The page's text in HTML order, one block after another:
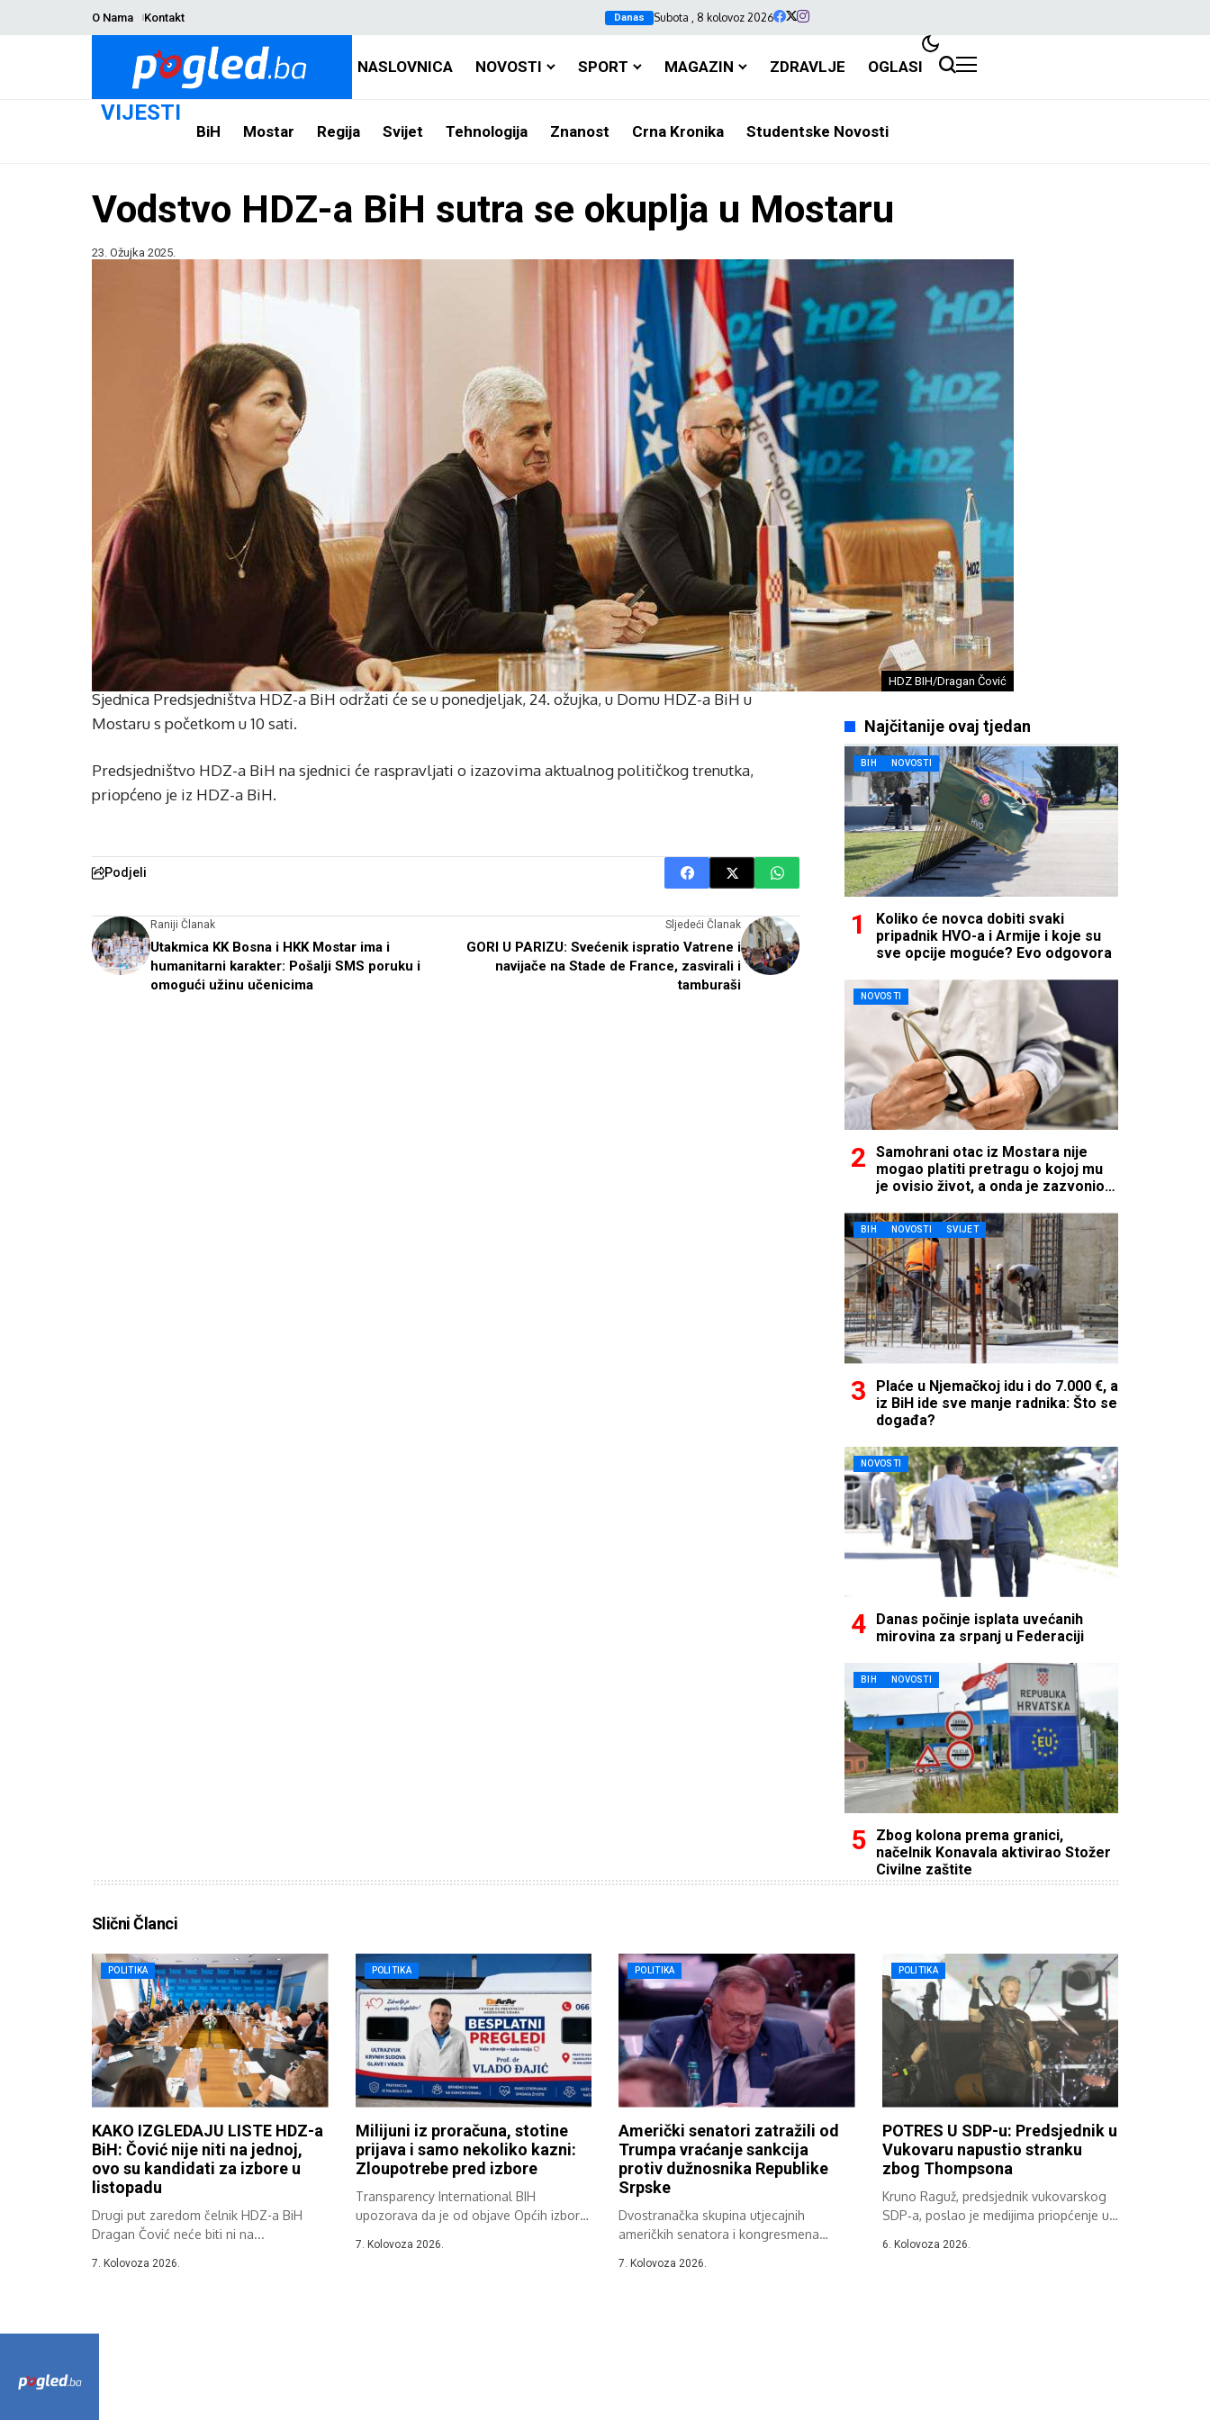
O Nama Kontakt Danas Subota , 8 kolovoz 2026
NASLOVNICA NOVOSTI SPORT MAGAZIN ZDRAVLJE OGLASI
VIJESTI
BiH Mostar Regija Svijet Tehnologija Znanost Crna Kronika Studentske Novosti
Vodstvo HDZ-a BiH sutra se okuplja u Mostaru
23. Ožujka 2025.
HDZ BIH/Dragan Čović
Sjednica Predsjedništva HDZ-a BiH održati će se u ponedjeljak, 24. ožujka, u Domu HDZ-a BiH u
Mostaru s početkom u 10 sati.
Predsjedništvo HDZ-a BiH na sjednici će raspravljati o izazovima aktualnog političkog trenutka,
priopćeno je iz HDZ-a BiH.
Podjeli
Raniji Članak
Utakmica KK Bosna i HKK Mostar ima i
humanitarni karakter: Pošalji SMS poruku i
omogući užinu učenicima
Sljedeći Članak
GORI U PARIZU: Svećenik ispratio Vatrene i
navijače na Stade de France, zasvirali i
tamburaši
Najčitanije ovaj tjedan
BIH NOVOSTI
Koliko će novca dobiti svaki
pripadnik HVO-a i Armije i koje su
sve opcije moguće? Evo odgovora
NOVOSTI
Samohrani otac iz Mostara nije
mogao platiti pretragu o kojoj mu
je ovisio život, a onda je zazvonio
BIH NOVOSTI SVIJET
Plaće u Njemačkoj idu i do 7.000 €, a
iz BiH ide sve manje radnika: Što se
događa?
NOVOSTI
Danas počinje isplata uvećanih
mirovina za srpanj u Federaciji
BIH NOVOSTI
Zbog kolona prema granici,
načelnik Konavala aktivirao Stožer
Civilne zaštite
Slični Članci
POLITIKA
KAKO IZGLEDAJU LISTE HDZ-a
BiH: Čović nije niti na jednoj,
ovo su kandidati za izbore u
listopadu
Drugi put zaredom čelnik HDZ-a BiH
Dragan Čović neće biti ni na...
7. Kolovoza 2026.
POLITIKA
Milijuni iz proračuna, stotine
prijava i samo nekoliko kazni:
Zloupotrebe pred izbore
Transparency International BIH
upozorava da je od objave Općih izbora
7. Kolovoza 2026.
POLITIKA
Američki senatori zatražili od
Trumpa vraćanje sankcija
protiv dužnosnika Republike
Srpske
Dvostranačka skupina utjecajnih
američkih senatora i kongresmena
američkog...
7. Kolovoza 2026.
POLITIKA
POTRES U SDP-u: Predsjednik u
Vukovaru napustio stranku
zbog Thompsona
Kruno Raguž, predsjednik vukovarskog
SDP‑a, poslao je medijima priopćenje u
6. Kolovoza 2026.